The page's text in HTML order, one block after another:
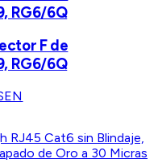
RG6/6Q
F de
RG6/6Q